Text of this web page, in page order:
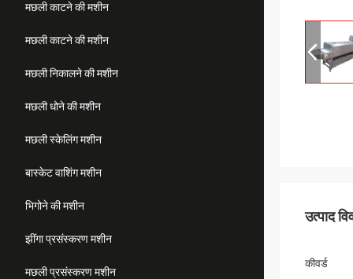
मछली काटने की मशीन
मछली काटने की मशीन
मछली निकालने की मशीन
मछली धोने की मशीन
मछली स्केलिंग मशीन
बास्केट वाशिंग मशीन
भिगोने की मशीन
झींगा प्रसंस्करण मशीन
मछली प्रसंस्करण मशीन
उत्पाद
कीवर्ड